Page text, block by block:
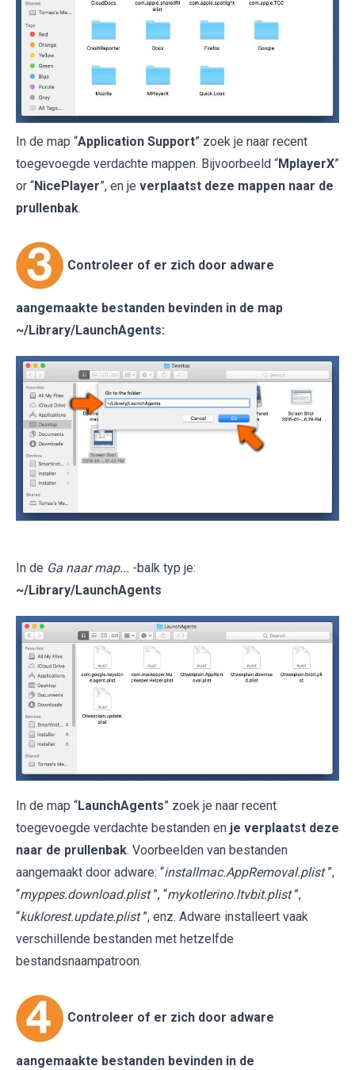
In de map “Application Support” zoek je naar recent
toegevoegde verdachte mappen. Bijvoorbeeld “MplayerX”
or “NicePlayer”, en je verplaatst deze mappen naar de
prullenbak.
Controleer of er zich door adware
aangemaakte bestanden bevinden in de map
~/Library/LaunchAgents:
In de Ga naar map... -balk typ je:
~/Library/LaunchAgents
In de map “LaunchAgents” zoek je naar recent
toegevoegde verdachte bestanden en je verplaatst deze
naar de prullenbak. Voorbeelden van bestanden
aangemaakt door adware: “installmac.AppRemoval.plist ”,
“myppes.download.plist ”, “mykotlerino.ltvbit.plist ”,
“kuklorest.update.plist ”, enz. Adware installeert vaak
verschillende bestanden met hetzelfde
bestandsnaampatroon.
Controleer of er zich door adware
aangemaakte bestanden bevinden in de